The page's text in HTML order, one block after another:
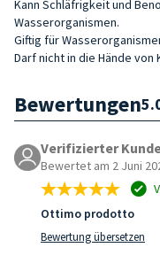
Kann Schläfrigkeit und
Wasserorganismen.
Giftig für
Darf nicht in die Hände von
Bewertungen
Verifizierter
Bewertet am 2 Juni
Ottimo prodotto
Bewertung übersetzen